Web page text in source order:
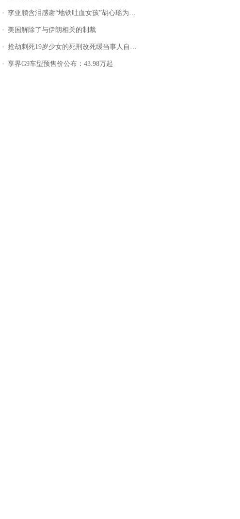
李亚鹏含泪感谢“地铁吐血女孩”胡心瑶为嫣然天使捐99999元：这份捐赠太沉重，尊重其捐赠意愿，个人向胡心瑶和她的病友之家各捐赠99999元
美国解除了与伊朗相关的制裁
抢劫刺死19岁少女的死刑改死缓当事人自述：出狱11年间始终刻意躲避被害人家属
享界G9车型预售价公布：43.98万起